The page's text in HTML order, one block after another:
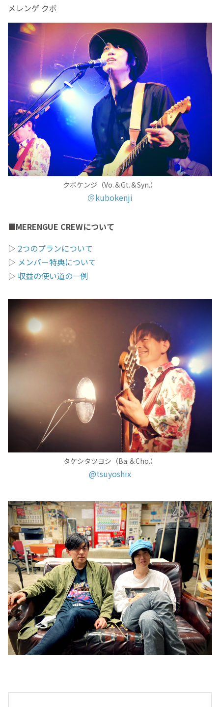
メレンゲ クボ
クボケンジ（Vo.＆Gt.＆Syn.）
＠kubokenji
■MERENGUE CREWについて
▷ 2つのプランについて
▷ メンバー特典について
▷ 収益の使い道の一例
タケシタツヨシ（Ba.＆Cho.）
@tsuyoshix